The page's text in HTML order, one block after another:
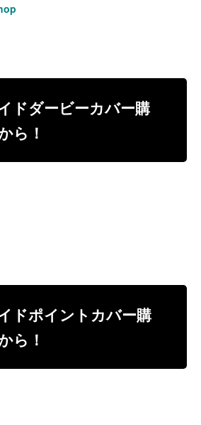
ドダービーカバー購
ら！
ドポイントカバー購
ら！